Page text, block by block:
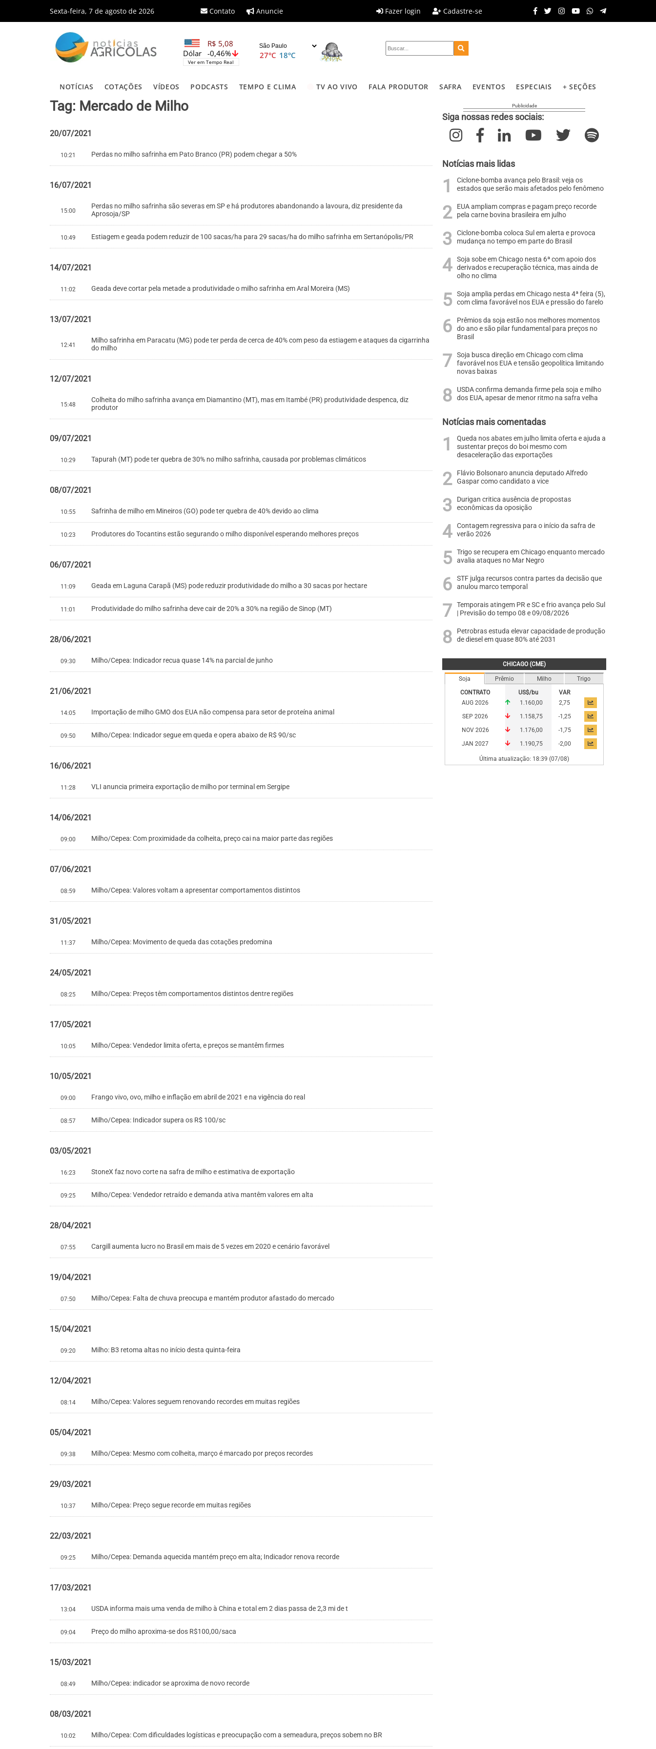
Sexta-feira, 7 de agosto de 2026 Contato Anuncie Fazer login Cadastre-se
R$ 5,08
-0,46%
Dólar
Ver em Tempo Real
27°C 18°C
NOTÍCIAS COTAÇÕES VÍDEOS PODCASTS TEMPO E CLIMA TV AO VIVO FALA PRODUTOR SAFRA EVENTOS ESPECIAIS + SEÇÕES
Tag: Mercado de Milho
20/07/2021
10:21 Perdas no milho safrinha em Pato Branco (PR) podem chegar a 50%
16/07/2021
15:00
Perdas no milho safrinha são severas em SP e há produtores abandonando a lavoura, diz presidente da
Aprosoja/SP
10:49 Estiagem e geada podem reduzir de 100 sacas/ha para 29 sacas/ha do milho safrinha em Sertanópolis/PR
14/07/2021
11:02 Geada deve cortar pela metade a produtividade o milho safrinha em Aral Moreira (MS)
13/07/2021
12:41
Milho safrinha em Paracatu (MG) pode ter perda de cerca de 40% com peso da estiagem e ataques da cigarrinha
do milho
12/07/2021
15:48
Colheita do milho safrinha avança em Diamantino (MT), mas em Itambé (PR) produtividade despenca, diz
produtor
09/07/2021
10:29 Tapurah (MT) pode ter quebra de 30% no milho safrinha, causada por problemas climáticos
08/07/2021
10:55 Safrinha de milho em Mineiros (GO) pode ter quebra de 40% devido ao clima
10:23 Produtores do Tocantins estão segurando o milho disponível esperando melhores preços
06/07/2021
11:09 Geada em Laguna Carapã (MS) pode reduzir produtividade do milho a 30 sacas por hectare
11:01 Produtividade do milho safrinha deve cair de 20% a 30% na região de Sinop (MT)
28/06/2021
09:30 Milho/Cepea: Indicador recua quase 14% na parcial de junho
21/06/2021
14:05 Importação de milho GMO dos EUA não compensa para setor de proteína animal
09:50 Milho/Cepea: Indicador segue em queda e opera abaixo de R$ 90/sc
16/06/2021
11:28 VLI anuncia primeira exportação de milho por terminal em Sergipe
14/06/2021
09:00 Milho/Cepea: Com proximidade da colheita, preço cai na maior parte das regiões
07/06/2021
08:59 Milho/Cepea: Valores voltam a apresentar comportamentos distintos
31/05/2021
11:37 Milho/Cepea: Movimento de queda das cotações predomina
24/05/2021
08:25 Milho/Cepea: Preços têm comportamentos distintos dentre regiões
17/05/2021
10:05 Milho/Cepea: Vendedor limita oferta, e preços se mantêm firmes
10/05/2021
09:00 Frango vivo, ovo, milho e inflação em abril de 2021 e na vigência do real
08:57 Milho/Cepea: Indicador supera os R$ 100/sc
03/05/2021
16:23 StoneX faz novo corte na safra de milho e estimativa de exportação
09:25 Milho/Cepea: Vendedor retraído e demanda ativa mantêm valores em alta
28/04/2021
07:55 Cargill aumenta lucro no Brasil em mais de 5 vezes em 2020 e cenário favorável
19/04/2021
07:50 Milho/Cepea: Falta de chuva preocupa e mantém produtor afastado do mercado
15/04/2021
09:20 Milho: B3 retoma altas no início desta quinta-feira
12/04/2021
08:14 Milho/Cepea: Valores seguem renovando recordes em muitas regiões
05/04/2021
09:38 Milho/Cepea: Mesmo com colheita, março é marcado por preços recordes
29/03/2021
10:37 Milho/Cepea: Preço segue recorde em muitas regiões
22/03/2021
09:25 Milho/Cepea: Demanda aquecida mantém preço em alta; Indicador renova recorde
17/03/2021
13:04 USDA informa mais uma venda de milho à China e total em 2 dias passa de 2,3 mi de t
09:04 Preço do milho aproxima-se dos R$100,00/saca
15/03/2021
08:49 Milho/Cepea: indicador se aproxima de novo recorde
08/03/2021
10:02 Milho/Cepea: Com dificuldades logísticas e preocupação com a semeadura, preços sobem no BR
Siga nossas redes sociais:
Notícias mais lidas
Ciclone-bomba avança pelo Brasil: veja os
estados que serão mais afetados pelo fenômeno
EUA ampliam compras e pagam preço recorde
pela carne bovina brasileira em julho
Ciclone-bomba coloca Sul em alerta e provoca
mudança no tempo em parte do Brasil
Soja sobe em Chicago nesta 6ª com apoio dos
derivados e recuperação técnica, mas ainda de
olho no clima
Soja amplia perdas em Chicago nesta 4ª feira (5),
com clima favorável nos EUA e pressão do farelo
Prêmios da soja estão nos melhores momentos
do ano e são pilar fundamental para preços no
Brasil
Soja busca direção em Chicago com clima
favorável nos EUA e tensão geopolítica limitando
novas baixas
USDA confirma demanda firme pela soja e milho
dos EUA, apesar de menor ritmo na safra velha
Notícias mais comentadas
Queda nos abates em julho limita oferta e ajuda a
sustentar preços do boi mesmo com
desaceleração das exportações
Flávio Bolsonaro anuncia deputado Alfredo
Gaspar como candidato a vice
Durigan critica ausência de propostas
econômicas da oposição
Contagem regressiva para o início da safra de
verão 2026
Trigo se recupera em Chicago enquanto mercado
avalia ataques no Mar Negro
STF julga recursos contra partes da decisão que
anulou marco temporal
Temporais atingem PR e SC e frio avança pelo Sul
| Previsão do tempo 08 e 09/08/2026
Petrobras estuda elevar capacidade de produção
de diesel em quase 80% até 2031
CHICAGO (CME)
Soja Prêmio Milho
Trigo
CONTRATO
US$/bu
VAR
AUG 2026
1.160,00
2,75
SEP 2026
1.158,75
-1,25
NOV 2026
1.176,00
-1,75
JAN 2027
1.190,75 -2,00
Última atualização: 18:39 (07/08)